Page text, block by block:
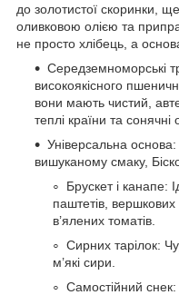
до золотистої скоринки,
оливковою олією та
не просто хлібець, а
Середземноморські
високоякісного
вони мають чистий,
теплі країни та сонячні
Універсальна
вишуканому смаку,
Брускет і канапе:
паштетів,
в’ялених томатів.
Сирних тарілок:
м’які сири.
Самостійний